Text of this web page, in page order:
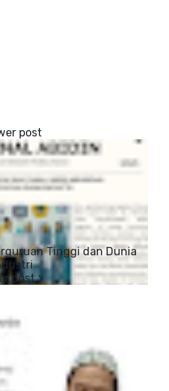
Tinggi dan Dunia